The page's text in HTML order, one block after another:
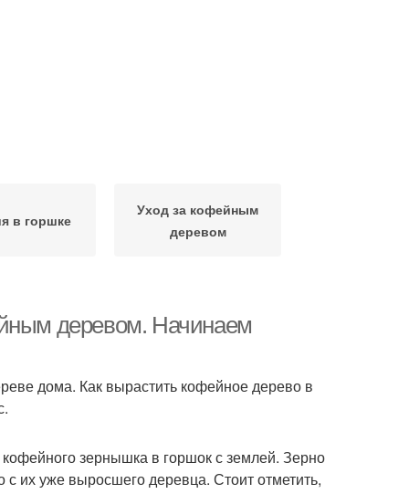
в горшке
Уход за кофейным
деревом
деревом. Начинаем
дома. Как вырастить кофейное дерево в
зернышка в горшок с землей. Зерно
их уже выросшего деревца. Стоит отметить,